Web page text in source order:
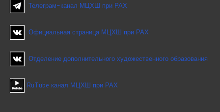
Телеграм-канал МЦХШ при РАХ
Официальная страница МЦХШ при РАХ
Отделение дополнительного художественного образования
RuTube канал МЦХШ при РАХ